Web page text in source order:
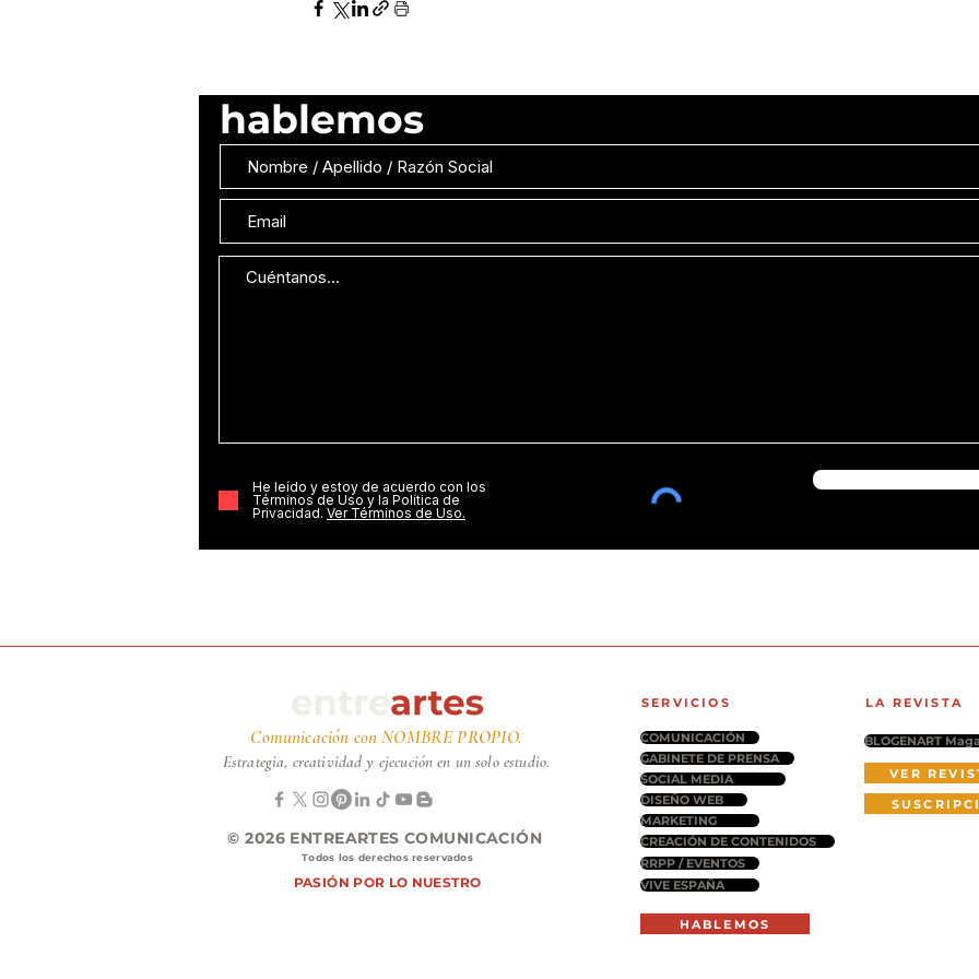
hablemos
He leído y estoy de acuerdo con los
Términos de Uso y la Política de
Privacidad. Ver Términos de Uso.
Comunicación con NOMBRE PROPIO.
Estrategia, creatividad y ejecución en un solo estudio.
© 2026 ENTREARTES COMUNICACIÓN
Todos los derechos reservados
PASIÓN POR LO NUESTRO
SERVICIOS
COMUNICACIÓN
GABINETE DE PRENSA
SOCIAL MEDIA
DISEÑO WEB
LA REVISTA
BLOGENART
VER
MARKETING
CREACIÓN DE CONTENIDOS
RRPP / EVENTOS
VIVE ESPAÑA
HABLEMOS